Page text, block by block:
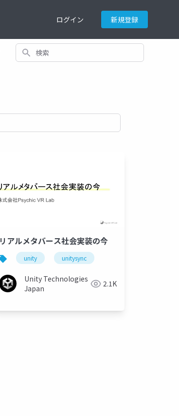
ログイン 新規登録
検索
リアルメタバース社会実装の今
unity unitysync
Unity Technologies
Japan
2.1K